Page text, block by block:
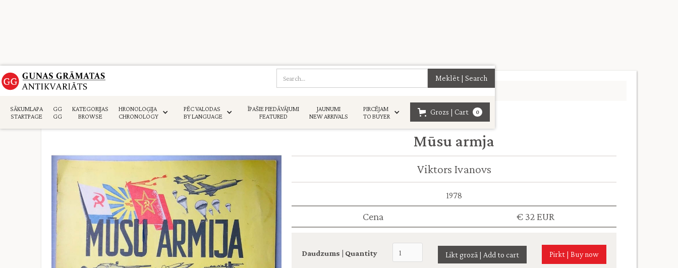
SĀKUMLAPA
STARTPAGE
GG
GG
KATEGORIJAS
BROWSE
HRONOLOĢIJA
CHRONOLOGY
PĒC VALODAS
BY LANGUAGE
ĪPAŠIE PIEDĀVĀJUMI
FEATURED
JAUNUMI
NEW ARRIVALS
PIRCĒJAM
TO BUYER
Grozs | Cart 0
Sākumlapa
Mūsu armja
Viktors Ivanovs
1978
Cena € 32 EUR
Daudzums | Quantity Pirkt | Buy now